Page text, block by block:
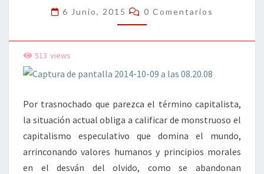
6 Junio, 2015 Comentarios
0 Comentarios
513 views
Por trasnochado que parezca el término capitalista,
la situación actual obliga a calificar de monstruoso el
capitalismo especulativo que domina el mundo,
arrinconando valores humanos y principios morales
en el desván del olvido, como se abandonan